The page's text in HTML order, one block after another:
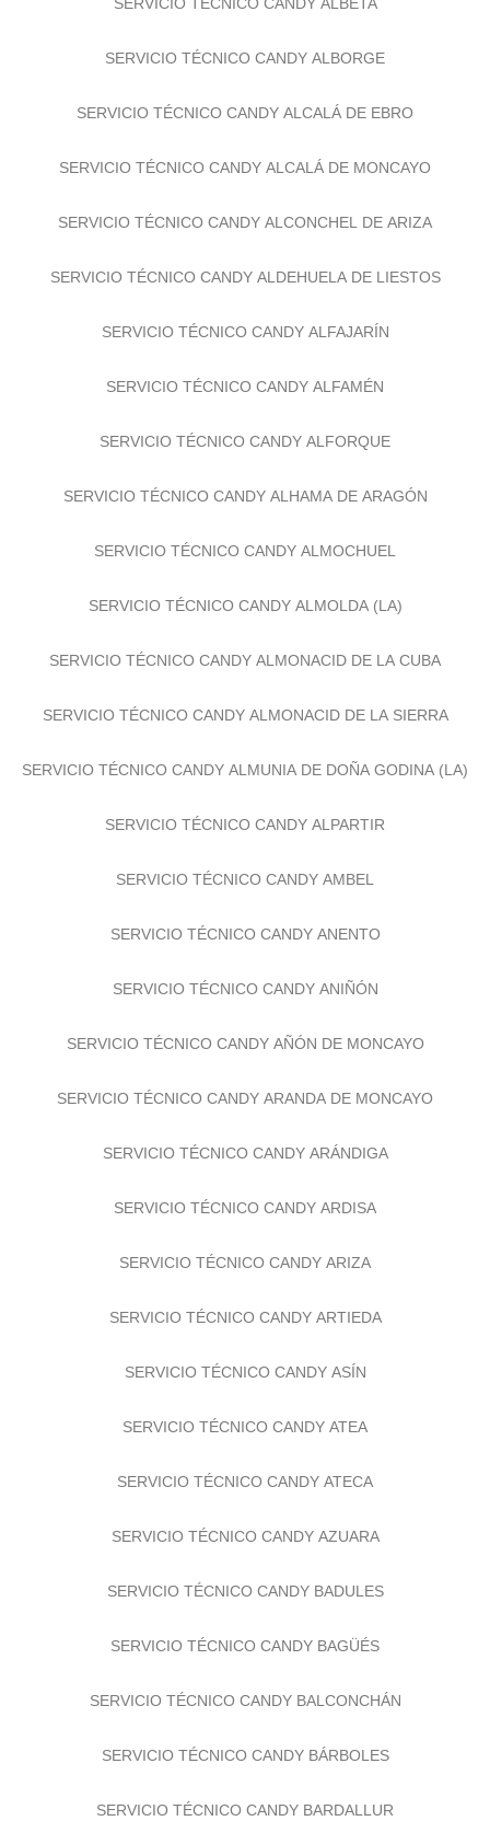
SERVICIO TÉCNICO CANDY ALBORGE
SERVICIO TÉCNICO CANDY ALCALÁ DE EBRO
SERVICIO TÉCNICO CANDY ALCALÁ DE MONCAYO
SERVICIO TÉCNICO CANDY ALCONCHEL DE ARIZA
SERVICIO TÉCNICO CANDY ALDEHUELA DE LIESTOS
SERVICIO TÉCNICO CANDY ALFAJARÍN
SERVICIO TÉCNICO CANDY ALFAMÉN
SERVICIO TÉCNICO CANDY ALFORQUE
SERVICIO TÉCNICO CANDY ALHAMA DE ARAGÓN
SERVICIO TÉCNICO CANDY ALMOCHUEL
SERVICIO TÉCNICO CANDY ALMOLDA (LA)
SERVICIO TÉCNICO CANDY ALMONACID DE LA CUBA
SERVICIO TÉCNICO CANDY ALMONACID DE LA SIERRA
SERVICIO TÉCNICO CANDY ALMUNIA DE DOÑA GODINA (LA)
SERVICIO TÉCNICO CANDY ALPARTIR
SERVICIO TÉCNICO CANDY AMBEL
SERVICIO TÉCNICO CANDY ANENTO
SERVICIO TÉCNICO CANDY ANIÑÓN
SERVICIO TÉCNICO CANDY AÑÓN DE MONCAYO
SERVICIO TÉCNICO CANDY ARANDA DE MONCAYO
SERVICIO TÉCNICO CANDY ARÁNDIGA
SERVICIO TÉCNICO CANDY ARDISA
SERVICIO TÉCNICO CANDY ARIZA
SERVICIO TÉCNICO CANDY ARTIEDA
SERVICIO TÉCNICO CANDY ASÍN
SERVICIO TÉCNICO CANDY ATEA
SERVICIO TÉCNICO CANDY ATECA
SERVICIO TÉCNICO CANDY AZUARA
SERVICIO TÉCNICO CANDY BADULES
SERVICIO TÉCNICO CANDY BAGÜÉS
SERVICIO TÉCNICO CANDY BALCONCHÁN
SERVICIO TÉCNICO CANDY BÁRBOLES
SERVICIO TÉCNICO CANDY BARDALLUR